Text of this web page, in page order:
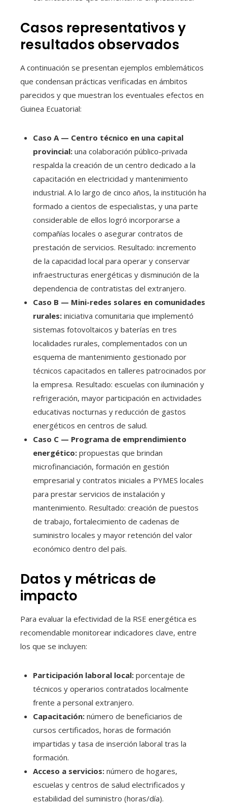
Casos representativos y
resultados observados
A continuación se presentan ejemplos emblemáticos
que condensan prácticas verificadas en ámbitos
parecidos y que muestran los eventuales efectos en
Guinea Ecuatorial:
Caso A — Centro técnico en una capital
provincial: una colaboración público-privada
respalda la creación de un centro dedicado a la
capacitación en electricidad y mantenimiento
industrial. A lo largo de cinco años, la institución ha
formado a cientos de especialistas, y una parte
considerable de ellos logró incorporarse a
compañías locales o asegurar contratos de
prestación de servicios. Resultado: incremento
de la capacidad local para operar y conservar
infraestructuras energéticas y disminución de la
dependencia de contratistas del extranjero.
Caso B — Mini-redes solares en comunidades
rurales: iniciativa comunitaria que implementó
sistemas fotovoltaicos y baterías en tres
localidades rurales, complementados con un
esquema de mantenimiento gestionado por
técnicos capacitados en talleres patrocinados por
la empresa. Resultado: escuelas con iluminación y
refrigeración, mayor participación en actividades
educativas nocturnas y reducción de gastos
energéticos en centros de salud.
Caso C — Programa de emprendimiento
energético: propuestas que brindan
microfinanciación, formación en gestión
empresarial y contratos iniciales a PYMES locales
para prestar servicios de instalación y
mantenimiento. Resultado: creación de puestos
de trabajo, fortalecimiento de cadenas de
suministro locales y mayor retención del valor
económico dentro del país.
Datos y métricas de
impacto
Para evaluar la efectividad de la RSE energética es
recomendable monitorear indicadores clave, entre
los que se incluyen:
Participación laboral local: porcentaje de
técnicos y operarios contratados localmente
frente a personal extranjero.
Capacitación: número de beneficiarios de
cursos certificados, horas de formación
impartidas y tasa de inserción laboral tras la
formación.
Acceso a servicios: número de hogares,
escuelas y centros de salud electrificados y
estabilidad del suministro (horas/día).